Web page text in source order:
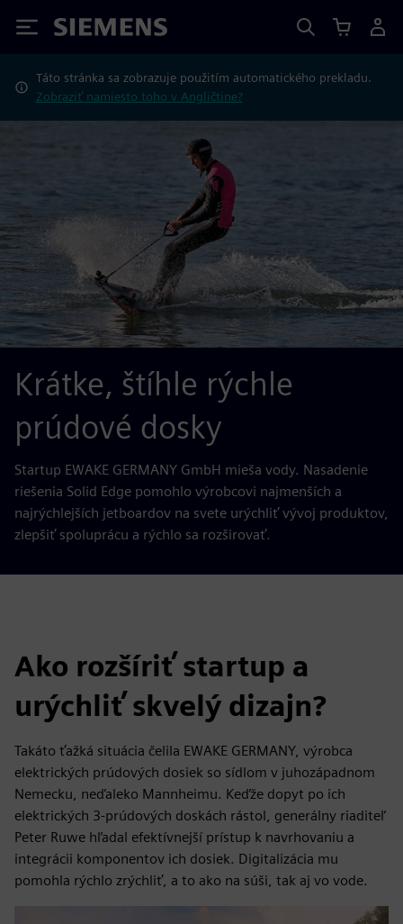
Siemens
Táto stránka sa zobrazuje použitím automatického prekladu.
Zobraziť namiesto toho v Angličtine?
Krátke, štíhle rýchle
prúdové dosky
Startup EWAKE GERMANY GmbH mieša vody. Nasadenie
riešenia Solid Edge pomohlo výrobcovi najmenších a
najrýchlejších jetboardov na svete urýchliť vývoj produktov,
zlepšiť spoluprácu a rýchlo sa rozširovať.
Ako rozšíriť startup a
urýchliť skvelý dizajn?
Takáto ťažká situácia čelila EWAKE GERMANY, výrobca
elektrických prúdových dosiek so sídlom v juhozápadnom
Nemecku, neďaleko Mannheimu. Keďže dopyt po ich
elektrických 3-prúdových doskách rástol, generálny riaditeľ
Peter Ruwe hľadal efektívnejší prístup k navrhovaniu a
integrácii komponentov ich dosiek. Digitalizácia mu
pomohla rýchlo zrýchliť, a to ako na súši, tak aj vo vode.